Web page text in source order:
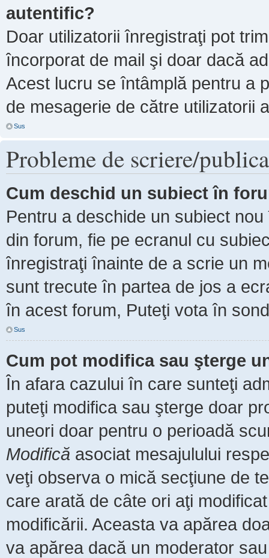
autentific?
Doar utilizatorii înregistraţi pot
încorporat de mail şi doar dacă
Acest lucru se întâmplă pentru a
de mesagerie de către utilizatorii
Sus
Probleme de scriere/
Cum deschid un subiect în
Pentru a deschide un subiect
din forum, fie pe ecranul cu
înregistraţi înainte de a scrie un
sunt trecute în partea de jos a
în acest forum, Puteţi vota în
Sus
Cum pot modifica sau şterge
În afara cazului în care sunteţi
puteţi modifica sau şterge doar
uneori doar pentru o perioadă
Modifică asociat mesajulului
veţi observa o mică secţiune de
care arată de câte ori aţi
modificării. Aceasta va apărea
va apărea dacă un moderator